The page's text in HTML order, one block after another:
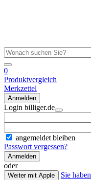
0
Produktvergleich
Merkzettel
Anmelden
Login billiger.de
angemeldet bleiben
Passwort vergessen?
Anmelden
oder
Weiter mit Apple
Sie